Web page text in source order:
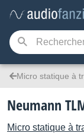
Micro statique à
Neumann
Micro statique à